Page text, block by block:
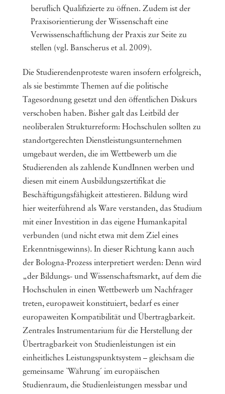
beruflich Qualifizierte zu öffnen. Zudem ist der
Praxisorientierung der Wissenschaft eine
Verwissenschaftlichung der Praxis zur Seite zu
stellen (vgl. Banscherus et al. 2009).
Die Studierendenproteste waren insofern erfolgreich,
als sie bestimmte Themen auf die politische
Tagesordnung gesetzt und den öffentlichen Diskurs
verschoben haben. Bisher galt das Leitbild der
neoliberalen Strukturreform: Hochschulen sollten zu
standortgerechten Dienstleistungsunternehmen
umgebaut werden, die im Wettbewerb um die
Studierenden als zahlende KundInnen werben und
diesen mit einem Ausbildungszertifikat die
Beschäftigungsfähigkeit attestieren. Bildung wird
hier weiterführend als Ware verstanden, das Studium
mit einer Investition in das eigene Humankapital
verbunden (und nicht etwa mit dem Ziel eines
Erkenntnisgewinns). In dieser Richtung kann auch
der Bologna-Prozess interpretiert werden: Denn wird
„der Bildungs- und Wissenschaftsmarkt, auf dem die
Hochschulen in einen Wettbewerb um Nachfrager
treten, europaweit konstituiert, bedarf es einer
europaweiten Kompatibilität und Übertragbarkeit.
Zentrales Instrumentarium für die Herstellung der
Übertragbarkeit von Studienleistungen ist ein
einheitliches Leistungspunktsystem – gleichsam die
gemeinsame `Währung´ im europäischen
Studienraum, die Studienleistungen messbar und